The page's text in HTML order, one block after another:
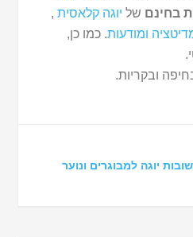
בחינם של יוגה קלאסית ,
ומודעות. כמו כן,
ובקריות.
יוגה למבוגרים ונוער